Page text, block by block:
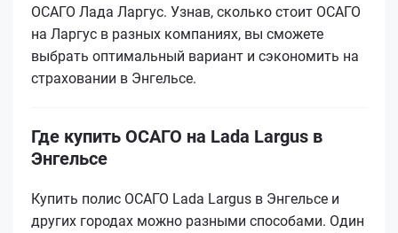
ОСАГО Лада Ларгус. Узнав, сколько стоит ОСАГО
на Ларгус в разных компаниях, вы сможете
выбрать оптимальный вариант и сэкономить на
страховании в Энгельсе.
Где купить ОСАГО на Lada Largus в
Энгельсе
Купить полис ОСАГО Lada Largus в Энгельсе и
других городах можно разными способами. Один